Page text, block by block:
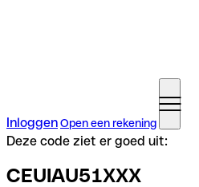
InloggenOpen een rekening
Deze code ziet er goed uit:
CEUIAU51XXX